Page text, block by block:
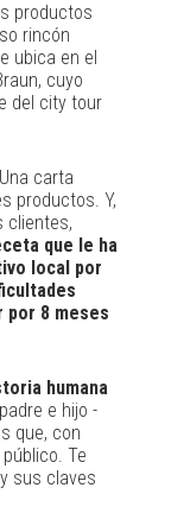
productos
rincón
ubica en el
cuyo
del city tour
carta
productos. Y,
clientes,
que le ha
local por
por 8 meses
humana
e hijo -
que, con
Te
sus claves